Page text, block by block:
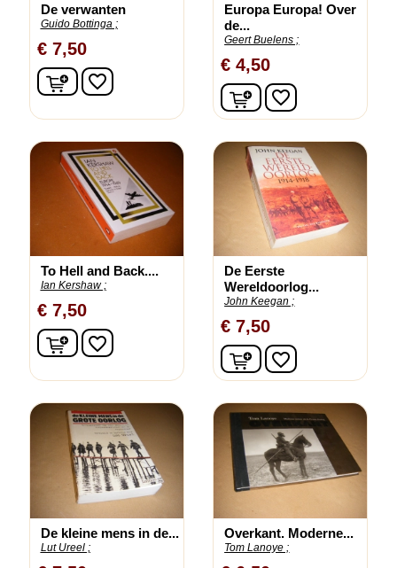
De verwanten
Guido Bottinga ;
€ 7,50
In winkelwagen
favorite_border
Europa Europa! Over
de...
Geert Buelens ;
€ 4,50
In winkelwagen
favorite_border
To Hell and Back....
Ian Kershaw ;
€ 7,50
In winkelwagen
favorite_border
De Eerste
Wereldoorlog...
John Keegan ;
€ 7,50
In winkelwagen
favorite_border
De kleine mens in de...
Lut Ureel ;
Overkant. Moderne...
Tom Lanoye ;